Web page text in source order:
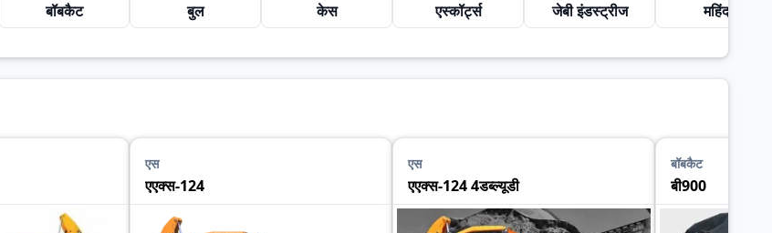
बॉबकैट बुल केस एस्कॉर्ट्स जेबी इंडस्ट्रीज महिंद्रा
एस
एएक्स-124
एस
एएक्स-124 4डब्ल्यूडी
बॉबकैट
बी900